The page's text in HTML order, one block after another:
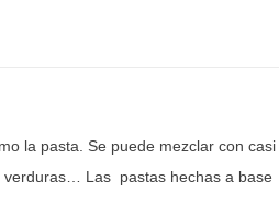
la pasta. Se puede mezclar con
verduras… Las pastas hechas a base